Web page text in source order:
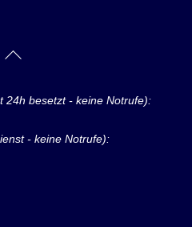
24h besetzt - keine Notrufe):
- keine Notrufe):
Back